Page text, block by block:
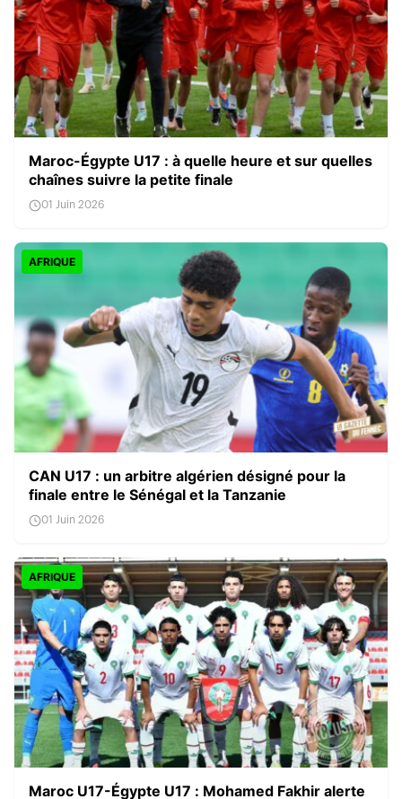
Maroc-Égypte U17 : à quelle heure et sur quelles
chaînes suivre la petite finale
01 Juin 2026
AFRIQUE
CAN U17 : un arbitre algérien désigné pour la
finale entre le Sénégal et la Tanzanie
01 Juin 2026
AFRIQUE
Maroc U17-Égypte U17 : Mohamed Fakhir alerte